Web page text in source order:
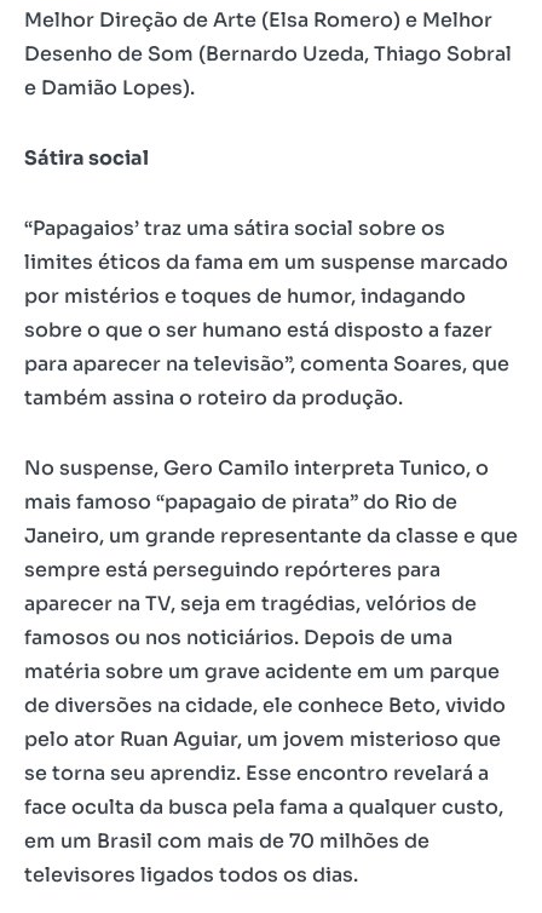
Melhor Direção de Arte (Elsa Romero) e Melhor
Desenho de Som (Bernardo Uzeda, Thiago Sobral
e Damião Lopes).
Sátira social
“Papagaios’ traz uma sátira social sobre os
limites éticos da fama em um suspense marcado
por mistérios e toques de humor, indagando
sobre o que o ser humano está disposto a fazer
para aparecer na televisão”, comenta Soares, que
também assina o roteiro da produção.
No suspense, Gero Camilo interpreta Tunico, o
mais famoso “papagaio de pirata” do Rio de
Janeiro, um grande representante da classe e que
sempre está perseguindo repórteres para
aparecer na TV, seja em tragédias, velórios de
famosos ou nos noticiários. Depois de uma
matéria sobre um grave acidente em um parque
de diversões na cidade, ele conhece Beto, vivido
pelo ator Ruan Aguiar, um jovem misterioso que
se torna seu aprendiz. Esse encontro revelará a
face oculta da busca pela fama a qualquer custo,
em um Brasil com mais de 70 milhões de
televisores ligados todos os dias.